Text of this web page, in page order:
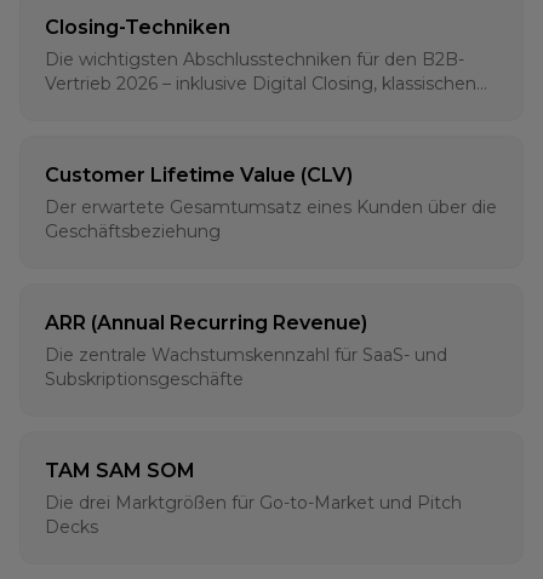
Closing-Techniken
Die wichtigsten Abschlusstechniken für den B2B-
Vertrieb 2026 – inklusive Digital Closing, klassischen
Customer Lifetime Value (CLV)
Der erwartete Gesamtumsatz eines Kunden über die
Geschäftsbeziehung
ARR (Annual Recurring Revenue)
Die zentrale Wachstumskennzahl für SaaS- und
Subskriptionsgeschäfte
TAM SAM SOM
Die drei Marktgrößen für Go-to-Market und Pitch
Decks